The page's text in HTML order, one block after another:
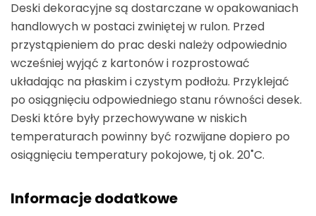
Deski dekoracyjne są dostarczane w opakowaniach
handlowych w postaci zwiniętej w rulon. Przed
przystąpieniem do prac deski należy odpowiednio
wcześniej wyjąć z kartonów i rozprostować
układając na płaskim i czystym podłożu. Przyklejać
po osiągnięciu odpowiedniego stanu równości desek.
Deski które były przechowywane w niskich
temperaturach powinny być rozwijane dopiero po
osiągnięciu temperatury pokojowe, tj ok. 20˚C.
Informacje dodatkowe